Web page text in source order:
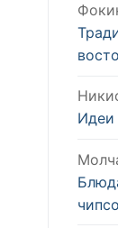
Идеи